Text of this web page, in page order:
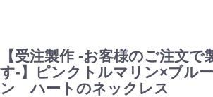
【受注製作 -お客様のご注文で
す-】ピンクトルマリン×ブル
ン ハートのネックレス